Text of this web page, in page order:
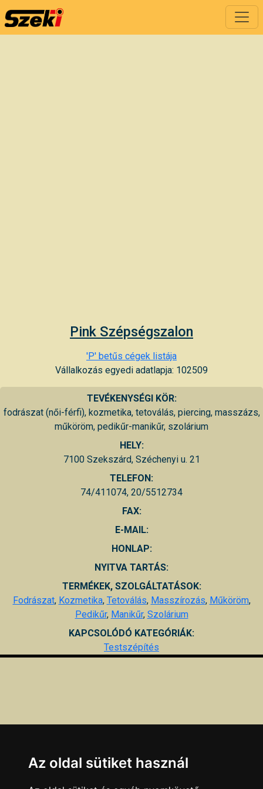
Pink Szépségszalon
'P' betűs cégek listája
Vállalkozás egyedi adatlapja: 102509
TEVÉKENYSÉGI KÖR:
fodrászat (női-férfi), kozmetika, tetoválás, piercing, masszázs,
műköröm, pedikűr-manikűr, szolárium
HELY:
7100 Szekszárd, Széchenyi u. 21
TELEFON:
74/411074, 20/5512734
FAX:
E-MAIL:
HONLAP:
NYITVA TARTÁS:
TERMÉKEK, SZOLGÁLTATÁSOK:
Fodrászat, Kozmetika, Tetoválás, Masszírozás, Műköröm,
Pedikűr, Manikűr, Szolárium
KAPCSOLÓDÓ KATEGÓRIÁK:
Testszépítés
Az oldal sütiket használ